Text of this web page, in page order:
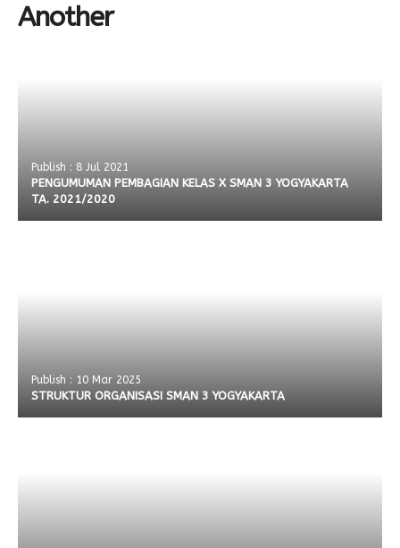
Another
Publish : 8 Jul 2021
PENGUMUMAN PEMBAGIAN KELAS X SMAN 3 YOGYAKARTA
TA. 2021/2020
Publish : 10 Mar 2025
STRUKTUR ORGANISASI SMAN 3 YOGYAKARTA